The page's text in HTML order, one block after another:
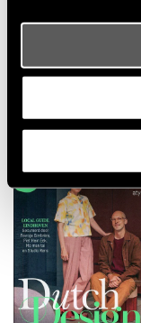
RASSEGNA STAMPA
2025_10 WALLPAPER _GB